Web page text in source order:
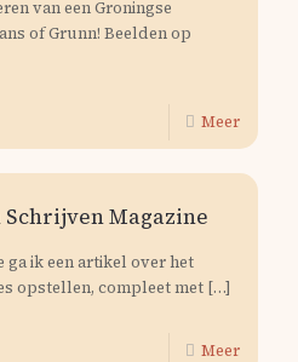
van een Groningse
of Grunn! Beelden op
Meer
Magazine
ga ik een artikel over het
opstellen, compleet met […]
Meer